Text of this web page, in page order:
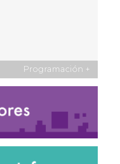
Programación +